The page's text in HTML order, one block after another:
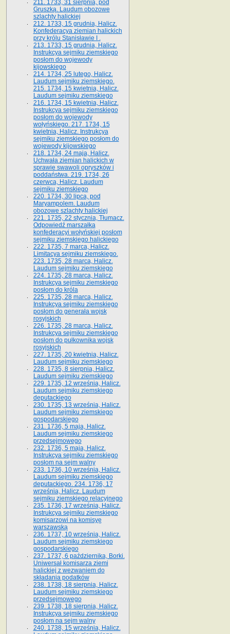
211. 1733, 31 sierpnia, pod
Gruszką. Laudum obozowe
szlachty halickiej
212. 1733, 15 grudnia, Halicz.
Konfederacya ziemian halickich
przy królu Stanisławie I .
213. 1733, 15 grudnia, Halicz.
Instrukcya sejmiku ziemskiego
posłom do wojewody
kijowskiego
214. 1734, 25 lutego, Halicz.
Laudum sejmiku ziemskiego.
215. 1734, 15 kwietnia, Halicz.
Laudum sejmiku ziemskiego
216. 1734, 15 kwietnia, Halicz.
Instrukcya sejmiku ziemskiego
posłom do wojewody
wołyńskiego. 217. 1734, 15
kwietnia, Halicz. Instrukcya
sejmiku ziemskiego posłom do
wojewody kijowskiego
218. 1734, 24 maja, Halicz.
Uchwała ziemian halickich w
sprawie swawoli opryszków i
poddaństwa. 219. 1734, 26
czerwca, Halicz. Laudum
sejmiku ziemskiego
220. 1734, 30 lipca, pod
Maryampolem. Laudum
obozowe szlachty halickiej
221. 1735, 22 stycznia, Tłumacz.
Odpowiedź marszałka
konfederacyi wołyńskiej posłom
sejmiku ziemskiego halickiego
222. 1735, 7 marca, Halicz.
Limitacya sejmiku ziemskiego.
223. 1735, 28 marca, Halicz.
Laudum sejmiku ziemskiego
224. 1735, 28 marca, Halicz.
Instrukcya sejmiku ziemskiego
posłom do króla
225. 1735, 28 marca, Halicz.
Instrukcya sejmiku ziemskiego
posłom do generała wojsk
rosyjskich
226. 1735, 28 marca, Halicz.
Instrukcya sejmiku ziemskiego
posłom do pułkownika wojsk
rosyjskich
227. 1735, 20 kwietnia, Halicz.
Laudum sejmiku ziemskiego
228. 1735, 8 sierpnia, Halicz.
Laudum sejmiku ziemskiego
229. 1735, 12 września, Halicz.
Laudum sejmiku ziemskiego
deputackiego
230. 1735, 13 września, Halicz.
Laudum sejmiku ziemskiego
gospodarskiego
231. 1736, 5 maja, Halicz.
Laudum sejmiku ziemskiego
przedsejmowego
232. 1736, 5 maja, Halicz.
Instrukcya sejmiku ziemskiego
posłom na sejm walny
233. 1736, 10 września, Halicz.
Laudum sejmiku ziemskiego
deputackiego. 234. 1736, 17
września, Halicz. Laudum
sejmiku ziemskiego relacyjnego
235. 1736, 17 września, Halicz.
Instrukcya sejmiku ziemskiego
komisarzowi na komisyę
warszawską
236. 1737, 10 września, Halicz.
Laudum sejmiku ziemskiego
gospodarskiego
237. 1737, 6 października, Borki.
Uniwersał komisarza ziemi
halickiej z wezwaniem do
składania podatków
238. 1738, 18 sierpnia, Halicz.
Laudum sejmiku ziemskiego
przedsejmowego
239. 1738, 18 sierpnia, Halicz.
Instrukcya sejmiku ziemskiego
posłom na sejm walny
240. 1738, 15 września, Halicz.